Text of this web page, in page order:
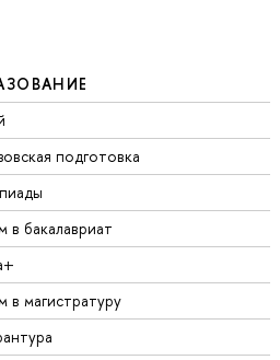
подготовка
в бакалавриат
в магистратуру